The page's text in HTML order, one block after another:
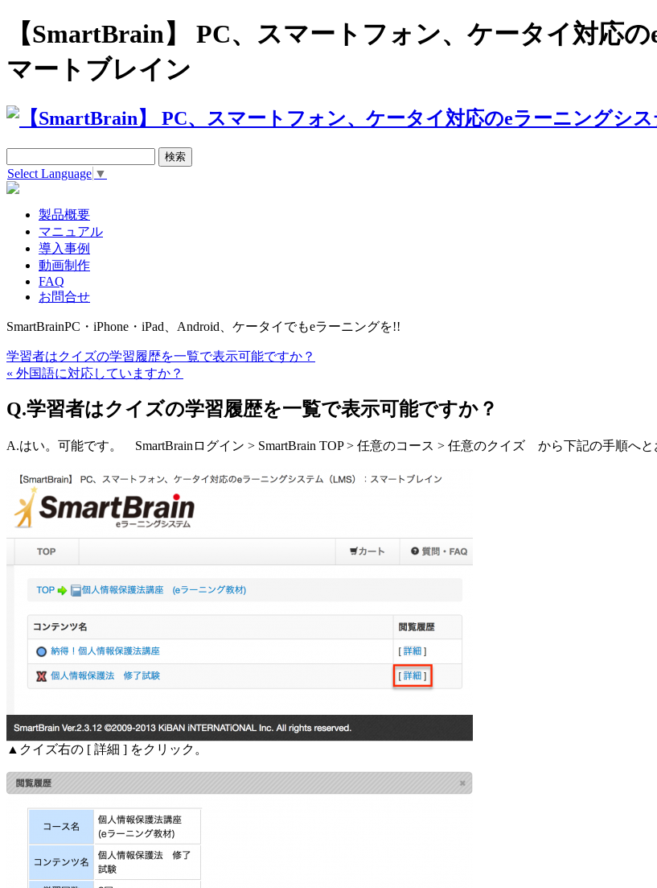
【SmartBrain】 PC、スマートフォン、ケータイ対応
マートブレイン
Select Language ▼
製品概要
マニュアル
導入事例
動画制作
FAQ
お問合せ
SmartBrainPC・iPhone・iPad、Android、ケータイでもeラーニングを!!
学習者はクイズの学習履歴を一覧で表示可能ですか？
« 外国語に対応していますか？
Q.学習者はクイズの学習履歴を一覧で表示可能ですか？
A.はい。可能です。 SmartBrainログイン > SmartBrain TOP > 任意のコース > 任意のクイズ から下記の手順へと
▲クイズ右の [ 詳細 ] をクリック。